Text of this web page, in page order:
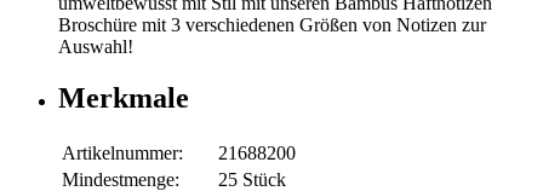
Broschüre mit 3 verschiedenen Größen von Notizen zur
Auswahl!
Merkmale
Artikelnummer:
21688200
Mindestmenge:
25 Stück